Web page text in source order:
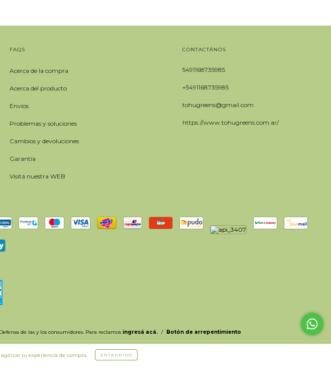
agilizar tu experiencia de compra. ENTENDIDO
FAQS
Acerca de la compra
Acerca del producto
Envíos
Problemas y soluciones
Cambios y devoluciones
Garantía
Visitá nuestra WEB
CONTACTÁNOS
5491168735985
+5491168735985
tohugreens@gmail.com
https://www.tohugreens.com.ar/
Defensa de las y los consumidores. Para reclamos ingresá acá. / Botón de arrepentimiento